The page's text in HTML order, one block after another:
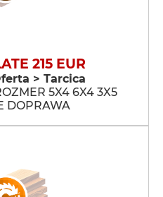
215 EUR
> Tarcica
5X4 6X4 3X5
DOPRAWA